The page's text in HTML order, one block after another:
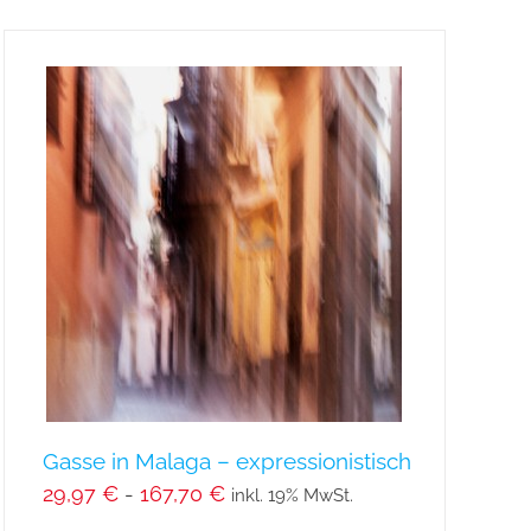
mehrere
Varianten
auf.
Die
Optionen
können
auf
der
Produktseite
gewählt
werden
Gasse in Malaga – expressionistisch
29,97 €- 167,70 € inkl. 19% MwSt.